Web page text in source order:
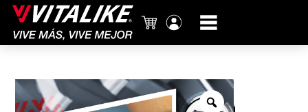
Carrito
cuenta